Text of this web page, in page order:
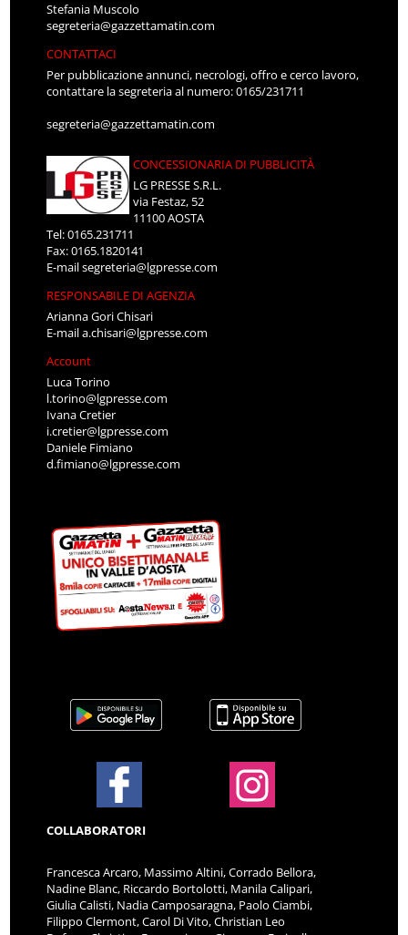
Stefania Muscolo
segreteria@gazzettamatin.com
CONTATTACI
Per pubblicazione annunci, necrologi, offro e cerco lavoro,
contattare la segreteria al numero: 0165/231711
segreteria@gazzettamatin.com
CONCESSIONARIA DI PUBBLICITÀ
LG PRESSE S.R.L.
via Festaz, 52
11100 AOSTA
Tel: 0165.231711
Fax: 0165.1820141
E-mailsegreteria@lgpresse.com
RESPONSABILE DI AGENZIA
Arianna Gori Chisari
E-maila.chisari@lgpresse.com
Account
Luca Torino
l.torino@lgpresse.com
Ivana Cretier
i.cretier@lgpresse.com
Daniele Fimiano
d.fimiano@lgpresse.com
COLLABORATORI
Francesca Arcaro, Massimo Altini, Corrado Bellora,
Nadine Blanc, Riccardo Bortolotti, Manila Calipari,
Giulia Calisti, Nadia Camposaragna, Paolo Ciambi,
Filippo Clermont, Carol Di Vito, Christian Leo